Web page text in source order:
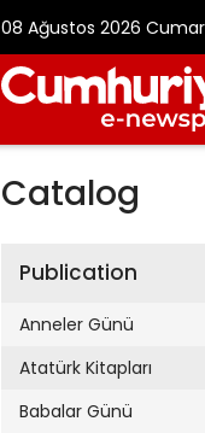
08 Ağustos 2026
Catalog
Publication
Anneler Günü
Atatürk Kitapları
Babalar Günü